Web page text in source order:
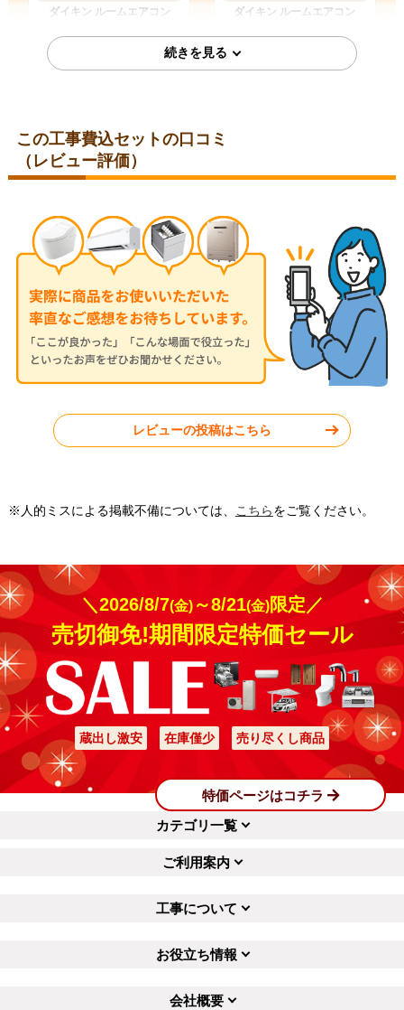
ダイキン ルームエアコン
埼玉県さいたま市
ダイキン ルームエアコン
ダイキン ルームエアコン
S284ATGS-W
東京都町田市
ダイキン ルームエアコン
S224ATGS-W
東京都小平市
工事実績をもっと見る
この工事費込セットの口コミ
（レビュー評価）
レビューの投稿はこちら
※人的ミスによる掲載不備については、 こちらをご覧ください。
＼2026/8/7(金)～8/21(金)限定／
売切御免!期間限定特価セール
蔵出し激安 在庫僅少 売り尽くし商品
特価ページはコチラ
カテゴリ一覧
ご利用案内
工事について
お役立ち情報
会社概要